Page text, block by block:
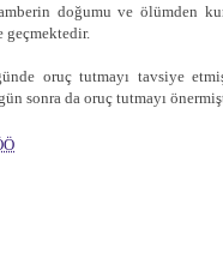
doğumu ve ölümden
geçmektedir.
oruç tutmayı tavsiye
sonra da oruç tutmayı